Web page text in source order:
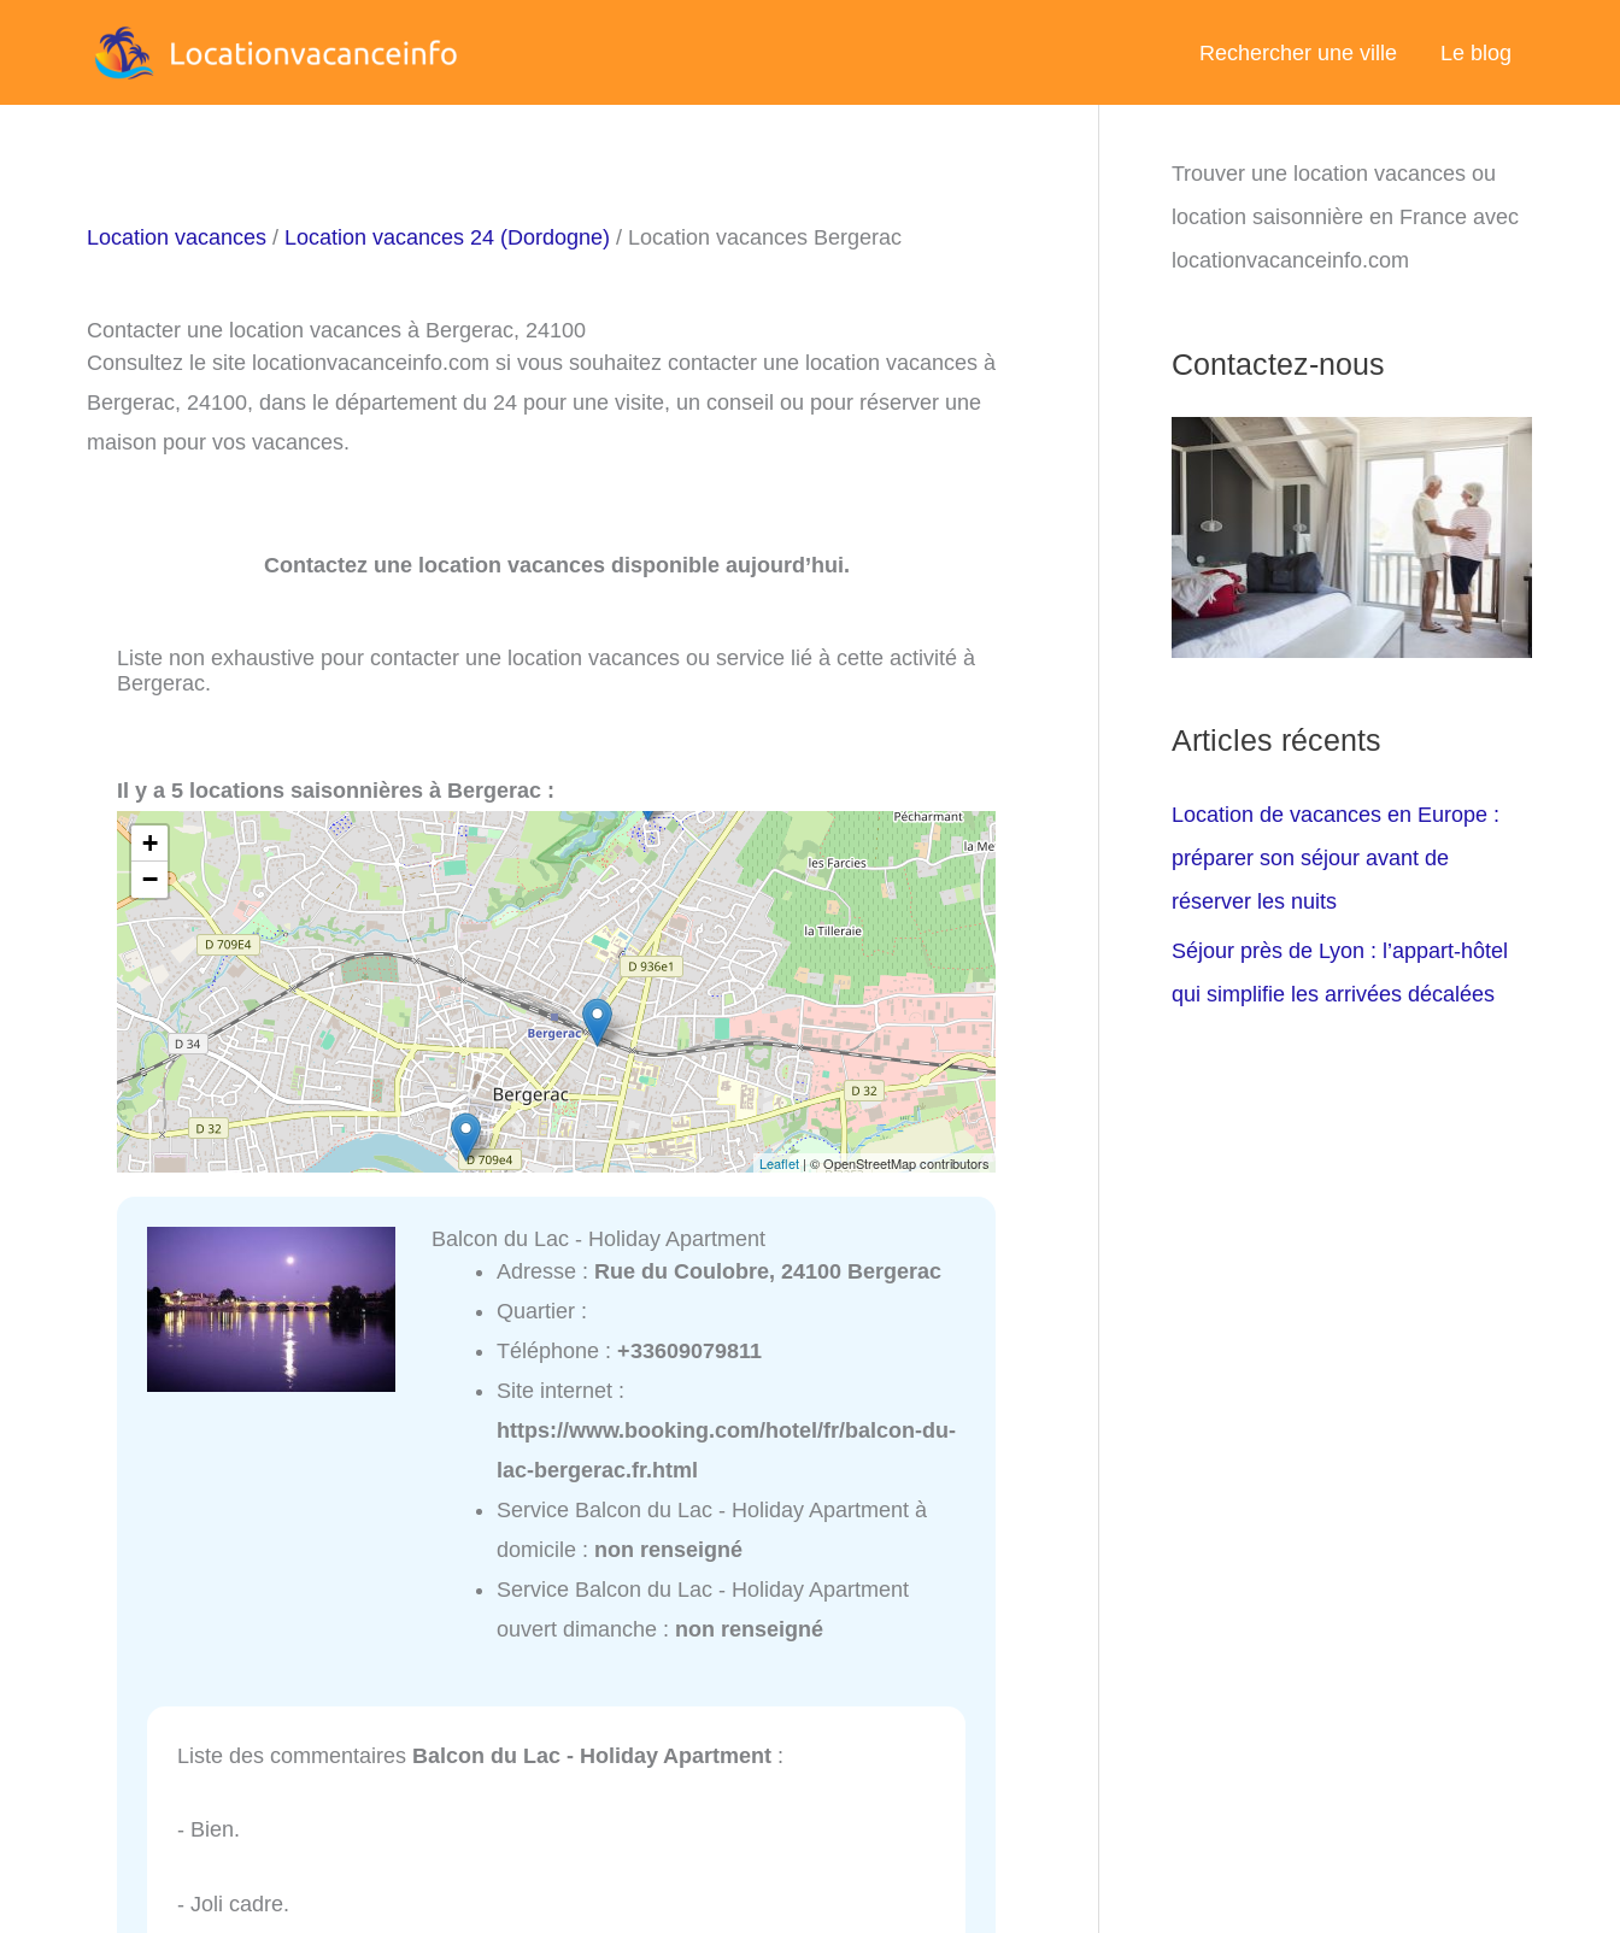
Rechercher une ville Le blog
Location vacances / Location vacances 24 (Dordogne) / Location vacances Bergerac
Contacter une location vacances à Bergerac, 24100
Consultez le site locationvacanceinfo.com si vous souhaitez contacter une location vacances à
Bergerac, 24100, dans le département du 24 pour une visite, un conseil ou pour réserver une
maison pour vos vacances.
Contactez une location vacances disponible aujourd’hui.
Liste non exhaustive pour contacter une location vacances ou service lié à cette activité à
Bergerac.
Il y a 5 locations saisonnières à Bergerac :
+
−
Leaflet| © OpenStreetMap contributors
Balcon du Lac - Holiday Apartment
Adresse : Rue du Coulobre, 24100 Bergerac
Quartier :
Téléphone :+33609079811
Site internet :
https://www.booking.com/hotel/fr/balcon-du-
lac-bergerac.fr.html
Service Balcon du Lac - Holiday Apartment à
domicile : non renseigné
Service Balcon du Lac - Holiday Apartment
ouvert dimanche : non renseigné
Liste des commentaires Balcon du Lac - Holiday Apartment :
- Bien.
- Joli cadre.
Trouver une location vacances ou
location saisonnière en France avec
locationvacanceinfo.com
Contactez-nous
Articles récents
Location de vacances en Europe :
préparer son séjour avant de
réserver les nuits
Séjour près de Lyon : l’appart-hôtel
qui simplifie les arrivées décalées